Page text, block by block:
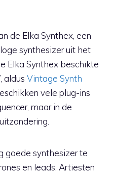
de Elka Synthex, een
synthesizer uit het
Elka Synthex beschikte
aldus Vintage Synth
vele plug-ins
maar in de
goede synthesizer te
en leads. Artiesten